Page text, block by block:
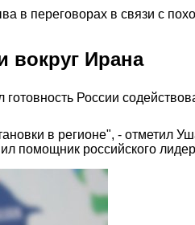
в переговорах в связи с
вокруг Ирана
России
в регионе", - отметил
помощник российского